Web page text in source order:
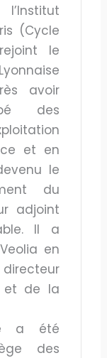
(Cycle
le
avoir
des
et en
le
du
adjoint
Il a
en
et de la
a été
des